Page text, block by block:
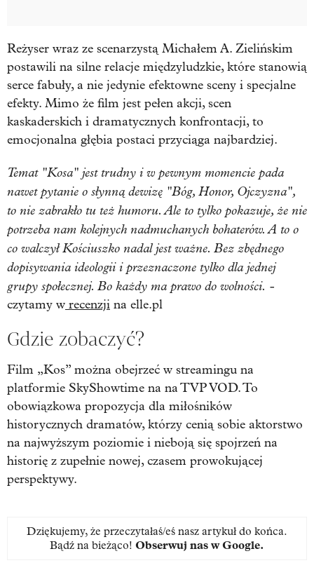
Reżyser wraz ze scenarzystą Michałem A. Zielińskim
postawili na silne relacje międzyludzkie, które stanowią
serce fabuły, a nie jedynie efektowne sceny i specjalne
efekty. Mimo że film jest pełen akcji, scen
kaskaderskich i dramatycznych konfrontacji, to
emocjonalna głębia postaci przyciąga najbardziej.
Temat "Kosa" jest trudny i w pewnym momencie pada
nawet pytanie o słynną dewizę "Bóg, Honor, Ojczyzna",
to nie zabrakło tu też humoru. Ale to tylko pokazuje, że nie
potrzeba nam kolejnych nadmuchanych bohaterów. A to o
co walczył Kościuszko nadal jest ważne. Bez zbędnego
dopisywania ideologii i przeznaczone tylko dla jednej
grupy społecznej. Bo każdy ma prawo do wolności. -
czytamy w recenzji na elle.pl
Gdzie zobaczyć?
Film „Kos” można obejrzeć w streamingu na
platformie SkyShowtime na na TVP VOD. To
obowiązkowa propozycja dla miłośników
historycznych dramatów, którzy cenią sobie aktorstwo
na najwyższym poziomie i nieboją się spojrzeń na
historię z zupełnie nowej, czasem prowokującej
perspektywy.
Dziękujemy, że przeczytałaś/eś nasz artykuł do końca.
Bądź na bieżąco! Obserwuj nas w Google.